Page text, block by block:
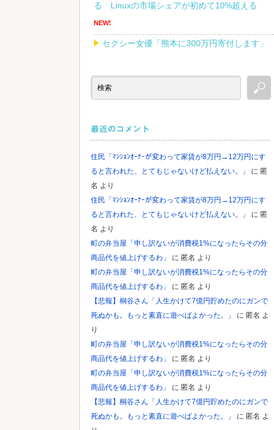
る Linuxの市場シェアが初めて10%超える
NEW!
セクシー女優「熊本に300万円寄付します」
【画像あり】えっ、ワイ氏の「貯金」・・・
多すぎ・・・？NEW!
Powered by livedoor 相互RSS
最近のコメント
住民「ﾏﾝｼｮﾝｵｰﾅｰが変わって家賃が8万円→12万円にす
ると言われた、とてもじゃないけど払えない。」
に 匿
名 より
住民「ﾏﾝｼｮﾝｵｰﾅｰが変わって家賃が8万円→12万円にす
ると言われた、とてもじゃないけど払えない。」
に 匿
名 より
町の弁当屋「申し訳ないが消費税1%になったらその分
商品代を値上げするわ」
に 匿名 より
町の弁当屋「申し訳ないが消費税1%になったらその分
商品代を値上げするわ」
に 匿名 より
【悲報】桐谷さん「人生かけて7億円貯めたのにガンで
死ぬかも。もっと素直に遊べばよかった。」
に 匿名 よ
り
町の弁当屋「申し訳ないが消費税1%になったらその分
商品代を値上げするわ」
に 匿名 より
町の弁当屋「申し訳ないが消費税1%になったらその分
商品代を値上げするわ」
に 匿名 より
【悲報】桐谷さん「人生かけて7億円貯めたのにガンで
死ぬかも。もっと素直に遊べばよかった。」
に 匿名 よ